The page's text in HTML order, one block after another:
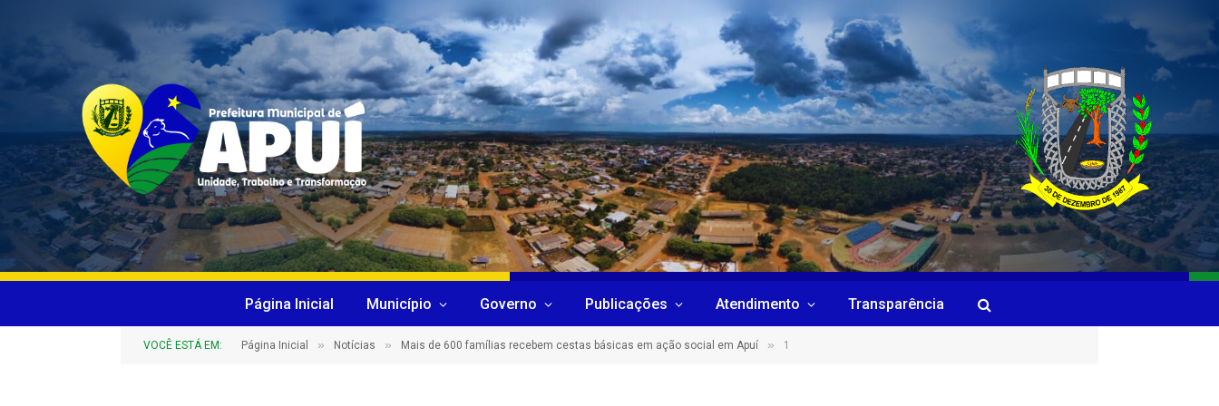
Página Inicial Município Governo Publicações Atendimento Transparência
VOCÊ ESTÁ EM: Página Inicial » Notícias » Mais de 600 famílias recebem cestas básicas em ação social em Apuí » 1